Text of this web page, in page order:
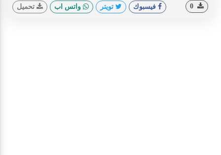
فيسبوك تويتر واتس اب تحميل